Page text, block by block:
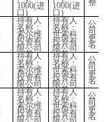
登记证号
变更后
新简登 T-
130110(变3)